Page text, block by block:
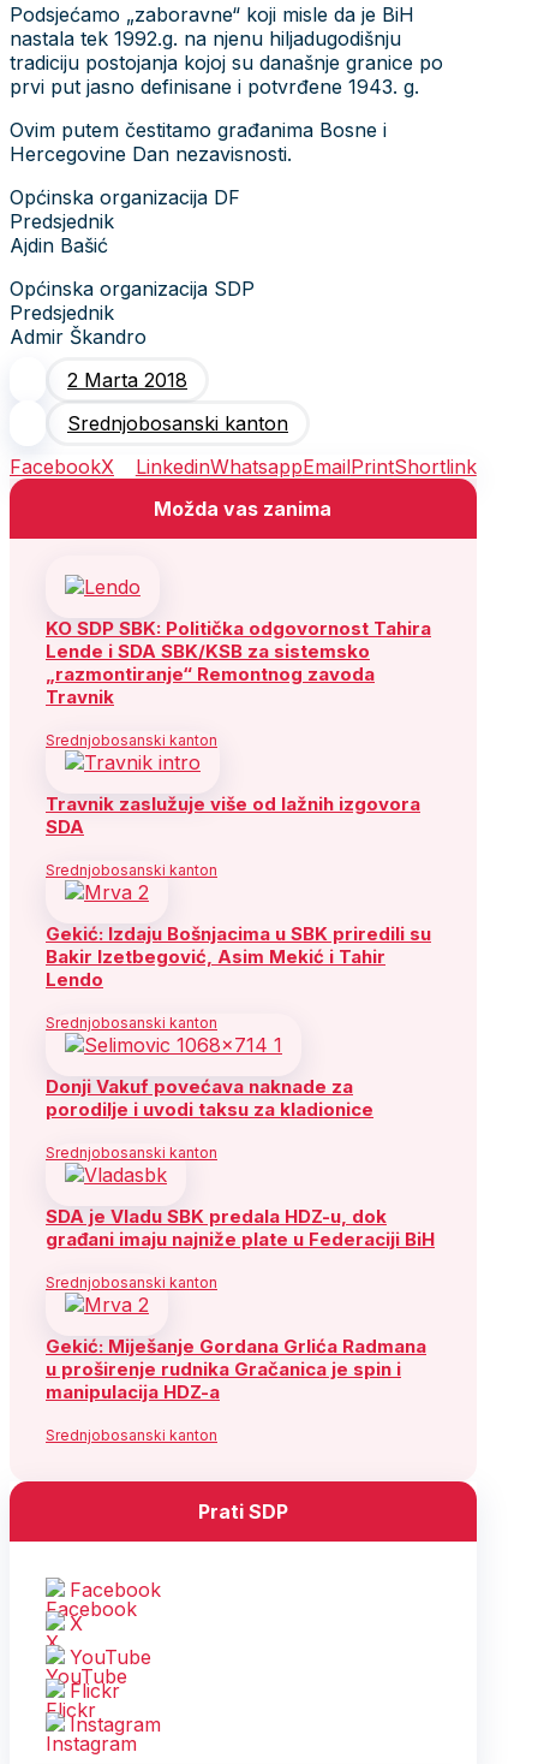
Podsjećamo „zaboravne“ koji misle da je BiH
nastala tek 1992.g. na njenu hiljadugodišnju
tradiciju postojanja kojoj su današnje granice po
prvi put jasno definisane i potvrđene 1943. g.
Ovim putem čestitamo građanima Bosne i
Hercegovine Dan nezavisnosti.
Općinska organizacija DF
Predsjednik
Ajdin Bašić
Općinska organizacija SDP
Predsjednik
Admir Škandro
2 Marta 2018
Srednjobosanski kanton
FacebookX LinkedinWhatsappEmailPrintShortlink
Možda vas zanima
KO SDP SBK: Politička odgovornost Tahira
Lende i SDA SBK/KSB za sistemsko
„razmontiranje“ Remontnog zavoda
Travnik
Srednjobosanski kanton
Travnik zaslužuje više od lažnih izgovora
SDA
Srednjobosanski kanton
Gekić: Izdaju Bošnjacima u SBK priredili su
Bakir Izetbegović, Asim Mekić i Tahir
Lendo
Srednjobosanski kanton
Donji Vakuf povećava naknade za
porodilje i uvodi taksu za kladionice
Srednjobosanski kanton
SDA je Vladu SBK predala HDZ-u, dok
građani imaju najniže plate u Federaciji BiH
Srednjobosanski kanton
Gekić: Miješanje Gordana Grlića Radmana
u proširenje rudnika Gračanica je spin i
manipulacija HDZ-a
Srednjobosanski kanton
Prati SDP
Facebook
X
YouTube
Flickr
Instagram